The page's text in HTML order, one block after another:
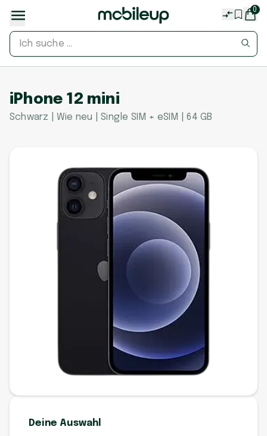
0
iPhone 12 mini
Schwarz | Wie neu | Single SIM + eSIM | 64 GB
Deine Auswahl